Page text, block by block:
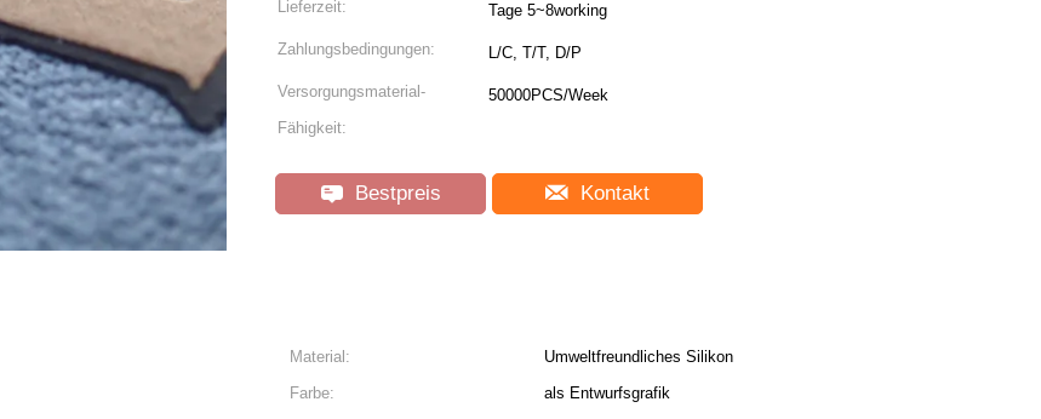
Lieferzeit: Tage 5~8working
Zahlungsbedingungen: L/C, T/T, D/P
Versorgungsmaterial-
Fähigkeit:
50000PCS/Week
Bestpreis Kontakt
Material:
Umweltfreundliches Silikon
Farbe:
als Entwurfsgrafik